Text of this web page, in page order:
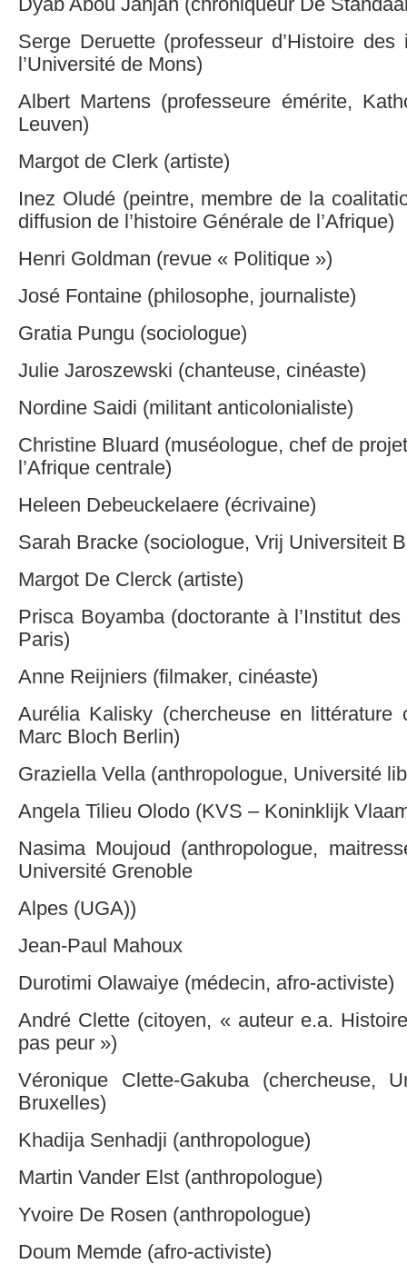
Dyab Abou Jahjah (chroniqueur De
Serge Deruette (professeur d’Histoire
l’Université de Mons)
Albert Martens (professeure émérite,
Leuven)
Margot de Clerk (artiste)
Inez Oludé (peintre, membre de la
diffusion de l’histoire Générale de l’Afrique)
Henri Goldman (revue « Politique »)
José Fontaine (philosophe, journaliste)
Gratia Pungu (sociologue)
Julie Jaroszewski (chanteuse, cinéaste)
Nordine Saidi (militant anticolonialiste)
Christine Bluard (muséologue, chef de
l’Afrique centrale)
Heleen Debeuckelaere (écrivaine)
Sarah Bracke (sociologue, Vrij Universiteit
Margot De Clerck (artiste)
Prisca Boyamba (doctorante à l’Institut
Paris)
Anne Reijniers (filmaker, cinéaste)
Aurélia Kalisky (chercheuse en littérature
Marc Bloch Berlin)
Graziella Vella (anthropologue, Université
Angela Tilieu Olodo (KVS – Koninklijk
Nasima Moujoud (anthropologue,
Université Grenoble
Alpes (UGA))
Jean-Paul Mahoux
Durotimi Olawaiye (médecin, afro-activiste)
André Clette (citoyen, « auteur e.a.
pas peur »)
Véronique Clette-Gakuba (chercheuse,
Bruxelles)
Khadija Senhadji (anthropologue)
Martin Vander Elst (anthropologue)
Yvoire De Rosen (anthropologue)
Doum Memde (afro-activiste)